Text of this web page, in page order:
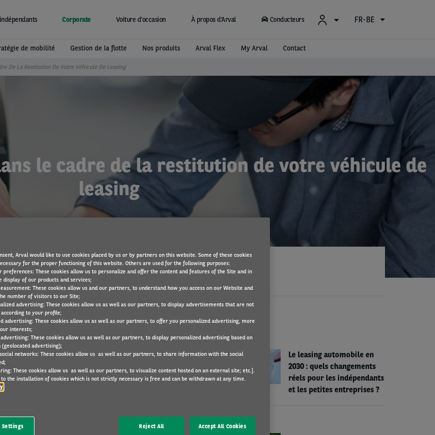
Corporate Voiture d'occasion À propos d’Arval Conducteurs FR-BE
de mobilité Gestion de la flotte Nos produits Arval Flex My Arval Contact
De La Restitution De Votre Véhicule De Leasing
le cadre de la restitution de votre véhicule de
leasing
ARVAL 18 Mar 2026
de leasing et de location appliqueront
à évaluer les dommages aux véhicules
cette norme ? Qu’est-ce qui change ?
?
établi par Renta asbl, la Fédération belge des
BLOG
ARVAL
Le leasing automobile en
2030 : quels changements
réels pour les indépendants
et les petites entreprises ?
ARVAL
Arval would like to use cookies placed by us or by partners on this website. Some of these cookies
for the proper functioning of this website. Others are used for the following purposes:
preferences: These cookies allow us to personalize and offer the content and features of the Site and in
display of our products and services;
These cookies allow us and our partners, to understand how you access on our Website and
number of visitors to our Site;
advertising: These cookies allow us as well as our partners, to display advertisements that are not
according to your profile;
advertising: These cookies allow us as well as our partners, to offer you personalized advertising, more
interests;
These cookies allow us as well as our partners, to display personalized advertising based on
advertising);
networks: These cookies allow us as well as our partners, to share information with the social
These cookies allow us as well as our partners, to visualize content hosted on an external site; etc.].
to the installation of cookies which is not strictly necessary is free and can be withdrawn at any time.
Settings Reject All Accept All Cookies